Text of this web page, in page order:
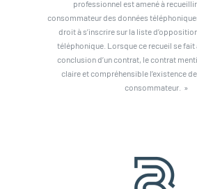
professionnel est amené à recueillir
consommateur des données
droit à s’inscrire sur la liste
téléphonique. Lorsque ce recueil se fait
conclusion d’un contrat, le contrat
claire et compréhensible l’existence
consommateur. »